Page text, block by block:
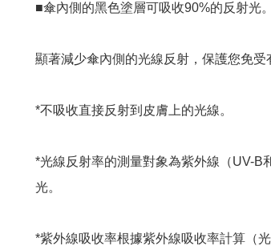
■傘內側的黑色塗層可吸收90%的反射光。
顯著減少傘內側的光線反射，保護您免受
*不吸收直接反射到皮膚上的光線。
*光線反射率的測量對象為紫外線（UV-B
光。
*紫外線吸收率根據紫外線吸收率計算（